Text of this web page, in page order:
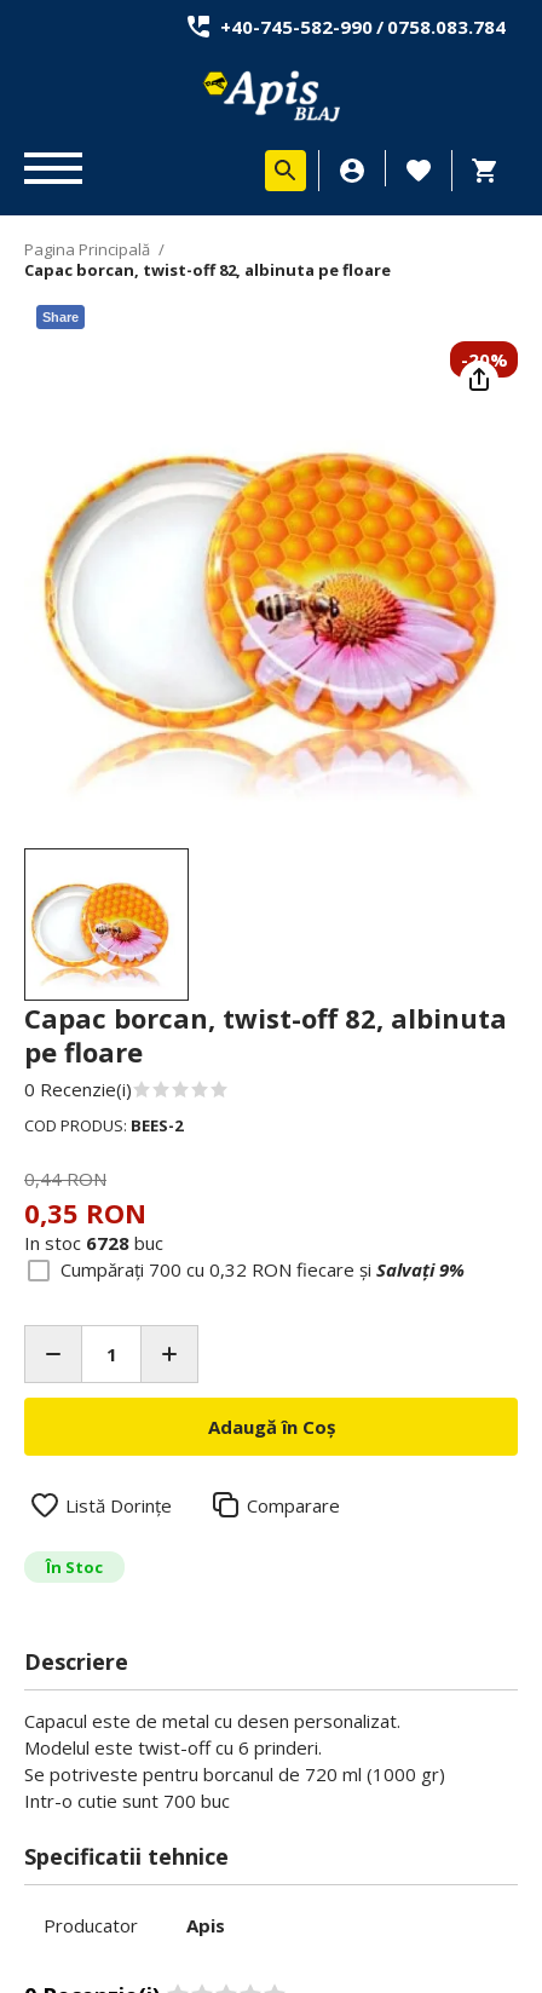
+40-745-582-990/ 0758.083.784
Pagina Principală /
Capac borcan, twist-off 82, albinuta pe floare
Share
-20%
Capac borcan, twist-off 82, albinuta
pe floare
0 Recenzie(i)
COD PRODUS: BEES-2
0,44 RON
0,35 RON
In stoc 6728 buc
Cumpărați 700 cu 0,32 RON fiecare și Salvați9%
Adaugă în Coș
Listă Dorințe Comparare
În Stoc
Descriere
Capacul este de metal cu desen personalizat.
Modelul este twist-off cu 6 prinderi.
Se potriveste pentru borcanul de 720 ml (1000 gr)
Intr-o cutie sunt 700 buc
Specificatii tehnice
Producator Apis